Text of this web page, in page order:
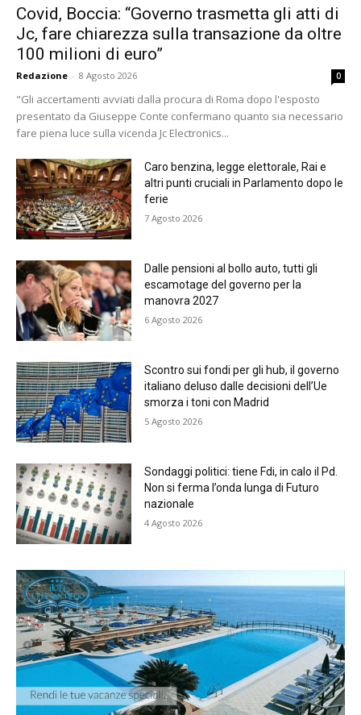
Covid, Boccia: “Governo trasmetta gli atti di
Jc, fare chiarezza sulla transazione da oltre
100 milioni di euro”
Redazione - 8 Agosto 2026 0
"Gli accertamenti avviati dalla procura di Roma dopo l'esposto
presentato da Giuseppe Conte confermano quanto sia necessario
fare piena luce sulla vicenda Jc Electronics...
Caro benzina, legge elettorale, Rai e
altri punti cruciali in Parlamento dopo le
ferie
7 Agosto 2026
Dalle pensioni al bollo auto, tutti gli
escamotage del governo per la
manovra 2027
6 Agosto 2026
Scontro sui fondi per gli hub, il governo
italiano deluso dalle decisioni dell’Ue
smorza i toni con Madrid
5 Agosto 2026
Sondaggi politici: tiene Fdi, in calo il Pd.
Non si ferma l’onda lunga di Futuro
nazionale
4 Agosto 2026